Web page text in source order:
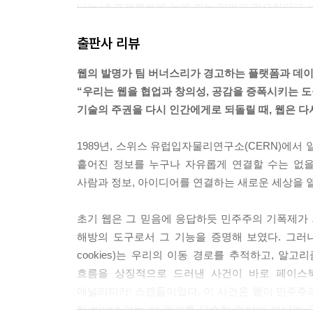
나는 내 프로젝트에 눈에 띄는 약어가 필요하다고
CERN의 많은 사람들이 이 이름에 불평했다. 아홉
‘WWW’로 시작하는 나의 고유 코드 모듈은 다른
당 컴퓨터가 웹 서버를 운영 중일 가능성이 높다
다가 이 이름은 전 세계적인 그래프로서의 웹을
--- p.79
과연 민주주의와 기술은 얼마나 얽혀 있는 걸까?
적으로 인권을 위해 싸워야 했다. 웹은 사람들에
췄다. 하지만 잘못 사용되면 감시와 통제의 도구로
--- p.205
출판사 리뷰
웹의 발명가 팀 버너스리가 경고하는 플랫폼과 데
“우리는 웹을 협업과 창의성, 공감을 증폭시키는
기술의 주권을 다시 인간에게로 되돌릴 때, 웹은
1989년, 스위스 유럽입자물리연구소(CERN)에서
흩어진 정보를 누구나 자유롭게 연결할 수는 없
사람과 정보, 아이디어를 연결하는 새로운 세상을
초기 웹은 그 믿음에 응답하듯 민주주의 기폭제
해방의 도구로서 그 기능을 증명해 보였다. 그러
cookies)는 우리의 이동 경로를 추적하고, 알고
흐름을 상징적으로 드러낸 사건이 바로 페이
팀 버너스리는 이 위기를 단순한 일탈이 아니라